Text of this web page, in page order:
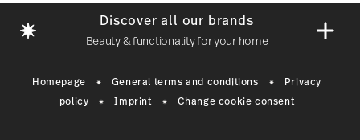
Discover all our brands
Beauty & functionality for your home
Homepage General terms and conditions
Privacy
policy
Imprint Change cookie consent